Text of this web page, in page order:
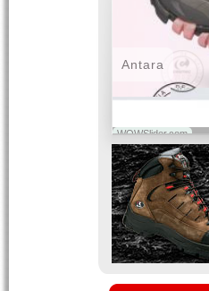
WOWSlider.com
Antara